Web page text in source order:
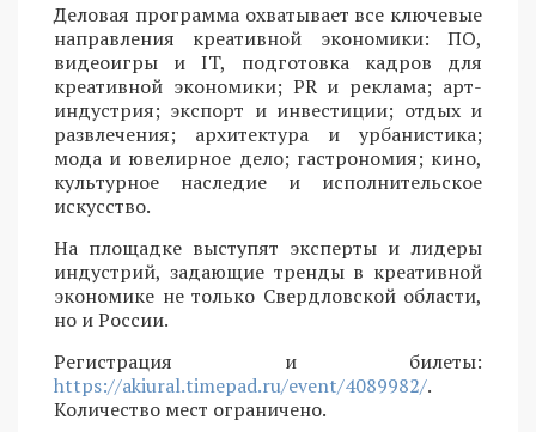
Деловая программа охватывает все ключевые
направления креативной экономики: ПО,
видеоигры и IT, подготовка кадров для
креативной экономики; PR и реклама; арт-
индустрия; экспорт и инвестиции; отдых и
развлечения; архитектура и урбанистика;
мода и ювелирное дело; гастрономия; кино,
культурное наследие и исполнительское
искусство.
На площадке выступят эксперты и лидеры
индустрий, задающие тренды в креативной
экономике не только Свердловской области,
но и России.
Регистрация и билеты:
https://akiural.timepad.ru/event/4089982/.
Количество мест ограничено.